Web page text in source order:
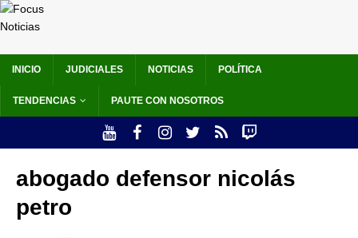
INICIO JUDICIALES NOTICIAS POLÍTICA
TENDENCIAS PAUTE CON NOSOTROS
abogado defensor nicolás
petro